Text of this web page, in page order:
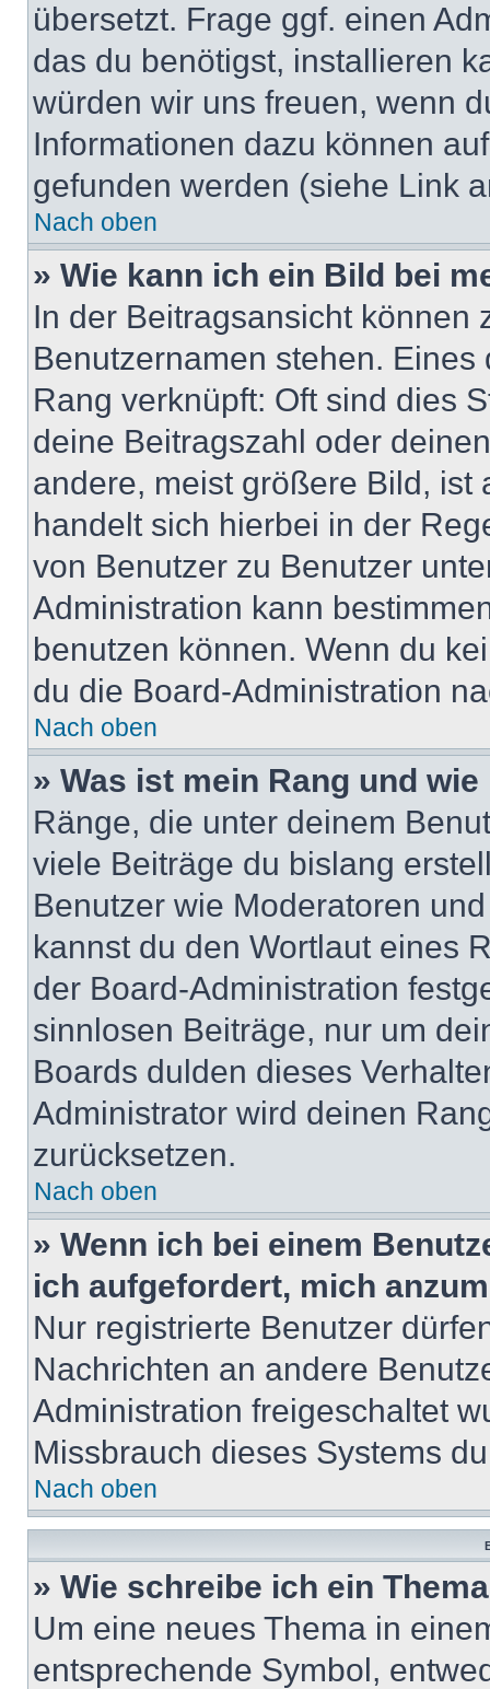
übersetzt. Frage ggf. einen
das du benötigst, installieren
würden wir uns freuen, wenn
Informationen dazu können
gefunden werden (siehe Link
Nach oben
» Wie kann ich ein Bild bei
In der Beitragsansicht können
Benutzernamen stehen.
Rang verknüpft: Oft sind dies
deine Beitragszahl oder
andere, meist größere Bild, ist
handelt sich hierbei in der
von Benutzer zu Benutzer
Administration kann
benutzen können. Wenn du
du die Board-Administration
Nach oben
» Was ist mein Rang und
Ränge, die unter deinem
viele Beiträge du bislang
Benutzer wie Moderatoren
kannst du den Wortlaut eines
der Board-Administration
sinnlosen Beiträge, nur um
Boards dulden dieses
Administrator wird deinen
zurücksetzen.
Nach oben
» Wenn ich bei einem
ich aufgefordert, mich
Nur registrierte Benutzer
Nachrichten an andere
Administration freigeschaltet
Missbrauch dieses Systems
Nach oben
» Wie schreibe ich ein
Um eine neues Thema in
entsprechende Symbol,